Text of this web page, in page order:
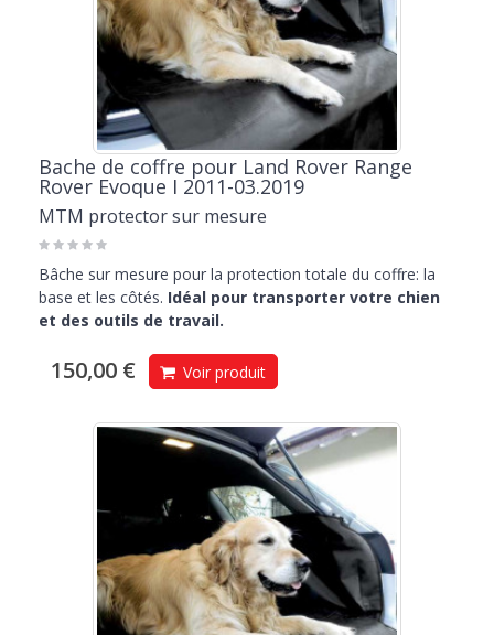
Bache de coffre pour Land Rover Range
Rover Evoque I 2011-03.2019
MTM protector sur mesure
Bâche sur mesure pour la protection totale du coffre: la
base et les côtés. Idéal pour transporter votre chien
et des outils de travail.
150,00 € Voir produit